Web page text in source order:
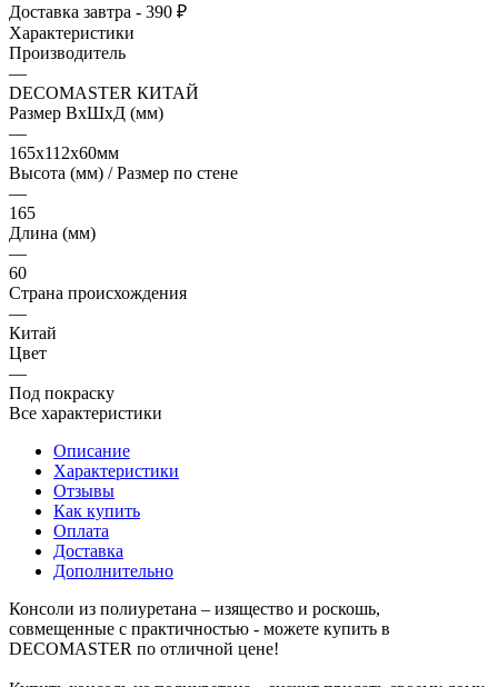
Доставка завтра - 390 ₽
Характеристики
Производитель
—
DECOMASTER КИТАЙ
Размер ВхШхД (мм)
—
165x112x60мм
Высота (мм) / Размер по стене
—
165
Длина (мм)
—
60
Страна происхождения
—
Китай
Цвет
—
Под покраску
Все характеристики
Описание
Характеристики
Отзывы
Как купить
Оплата
Доставка
Дополнительно
Консоли из полиуретана – изящество и роскошь,
совмещенные с практичностью - можете купить в
DECOMASTER по отличной цене!